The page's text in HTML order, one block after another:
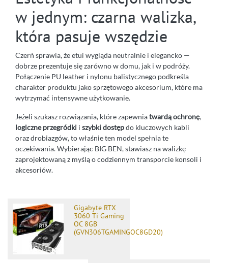
w jednym: czarna walizka,
która pasuje wszędzie
Czerń sprawia, że etui wygląda neutralnie i elegancko —
dobrze prezentuje się zarówno w domu, jak i w podróży.
Połączenie PU leather i nylonu balistycznego podkreśla
charakter produktu jako sprzętowego akcesorium, które ma
wytrzymać intensywne użytkowanie.
Jeżeli szukasz rozwiązania, które zapewniatwardą ochronę,
logiczne przegródki i szybki dostępdo kluczowych kabli
oraz drobiazgów, to właśnie ten model spełnia te
oczekiwania. Wybierając BIG BEN, stawiasz na walizkę
zaprojektowaną z myślą o codziennym transporcie konsoli i
akcesoriów.
Gigabyte RTX
3060 Ti Gaming
OC 8GB
(GVN306TGAMINGOC8GD20)